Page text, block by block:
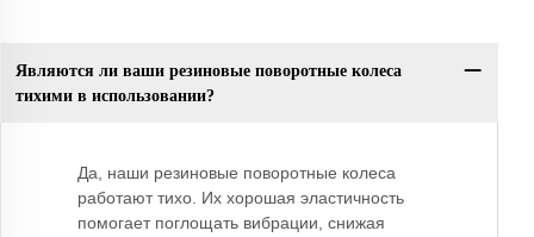
Являются ли ваши резиновые поворотные колеса
тихими в использовании?
Да, наши резиновые поворотные колеса
работают тихо. Их хорошая эластичность
помогает поглощать вибрации, снижая